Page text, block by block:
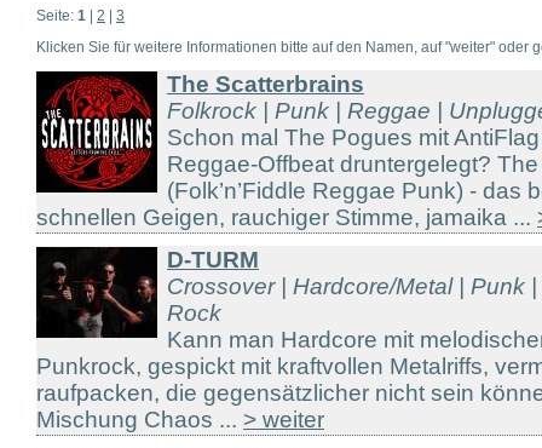
Seite: 1 2
3
Klicken Sie für weitere Informationen bitte auf den Namen, auf "weiter" oder
The Scatterbrains
Folkrock | Punk | Reggae |
Schon mal The Pogues mit
Reggae-Offbeat druntergelegt?
(Folk’n’Fiddle Reggae Punk) - das
schnellen Geigen, rauchiger Stimme, jamaika ...
D-TURM
Crossover | Hardcore/Metal | Punk
Rock
Kann man Hardcore mit
Punkrock, gespickt mit kraftvollen Metalriffs,
raufpacken, die gegensätzlicher nicht sein
Mischung Chaos ... > weiter